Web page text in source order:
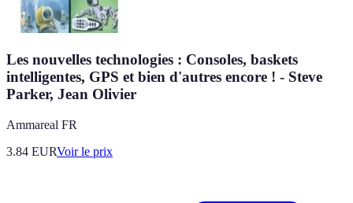
Les nouvelles technologies : Consoles, baskets
intelligentes, GPS et bien d'autres encore ! - Steve
Parker, Jean Olivier
Ammareal FR
3.84 EURVoir le prix